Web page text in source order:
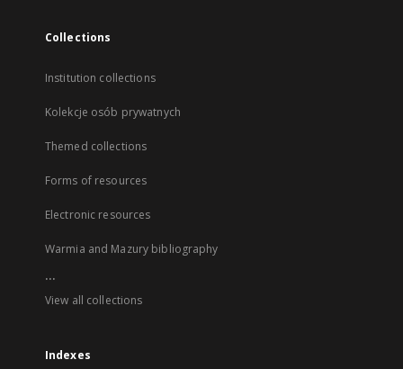
Collections
Institution collections
Kolekcje osób prywatnych
Themed collections
Forms of resources
Electronic resources
Warmia and Mazury bibliography
...
View all collections
Indexes